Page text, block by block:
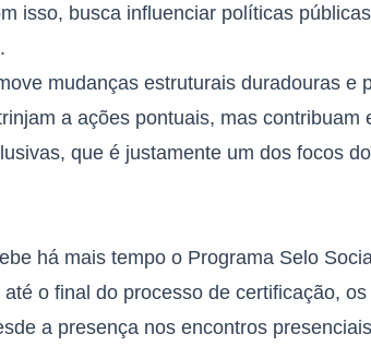
isso, busca influenciar políticas
mudanças estruturais duradouras e
a ações pontuais, mas contribuam
que é justamente um dos focos
há mais tempo o Programa Selo
o final do processo de certificação,
a presença nos encontros